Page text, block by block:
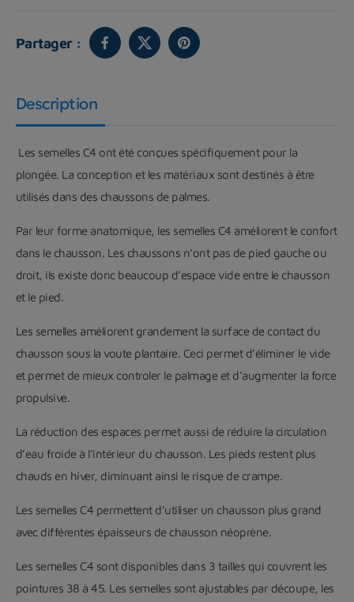
Partager :
Description
Les semelles C4 ont été conçues spécifiquement pour la
plongée. La conception et les matériaux sont destinés à être
utilisés dans des chaussons de palmes.
Par leur forme anatomique, les semelles C4 améliorent le confort
dans le chausson. Les chaussons n’ont pas de pied gauche ou
droit, ils existe donc beaucoup d’espace vide entre le chausson
et le pied.
Les semelles améliorent grandement la surface de contact du
chausson sous la voute plantaire. Ceci permet d’éliminer le vide
et permet de mieux controler le palmage et d’augmenter la force
propulsive.
La réduction des espaces permet aussi de réduire la circulation
d’eau froide à l’intérieur du chausson. Les pieds restent plus
chauds en hiver, diminuant ainsi le risque de crampe.
Les semelles C4 permettent d’utiliser un chausson plus grand
avec différentes épaisseurs de chausson néoprène.
Les semelles C4 sont disponibles dans 3 tailles qui couvrent les
pointures 38 à 45. Les semelles sont ajustables par découpe, les